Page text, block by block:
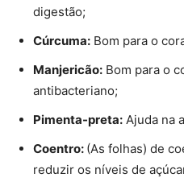
digestão;
Cúrcuma: Bom para o
Manjericão: Bom para o
antibacteriano;
Pimenta-preta: Ajuda na
Coentro: (As folhas) de
reduzir os níveis de